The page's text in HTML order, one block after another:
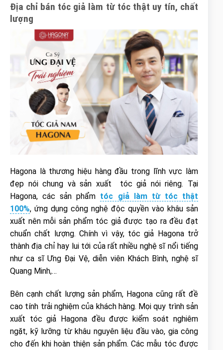
Địa chỉ bán tóc giả làm từ tóc thật uy tín, chất
lượng
Hagona là thương hiệu hàng đầu trong lĩnh vực làm
đẹp nói chung và sản xuất tóc giả nói riêng. Tại
Hagona, các sản phẩm tóc giả làm từ tóc thật
100%, ứng dụng công nghệ độc quyền vào khâu sản
xuất nên mỗi sản phẩm tóc giả được tạo ra đều đạt
chuẩn chất lượng. Chính vì vậy, tóc giả Hagona trở
thành địa chỉ hay lui tới của rất nhiều nghệ sĩ nổi tiếng
như ca sĩ Ưng Đại Vệ, diễn viên Khách Bình, nghệ sĩ
Quang Minh,…
Bên cạnh chất lượng sản phẩm, Hagona cũng rất đề
cao tính trải nghiệm của khách hàng. Mọi quy trình sản
xuất tóc giả Hagona đều được kiểm soát nghiêm
ngặt, kỹ lưỡng từ khâu nguyên liệu đầu vào, gia công
cho đến khi hoàn thiện sản phẩm. Các mẫu tóc được